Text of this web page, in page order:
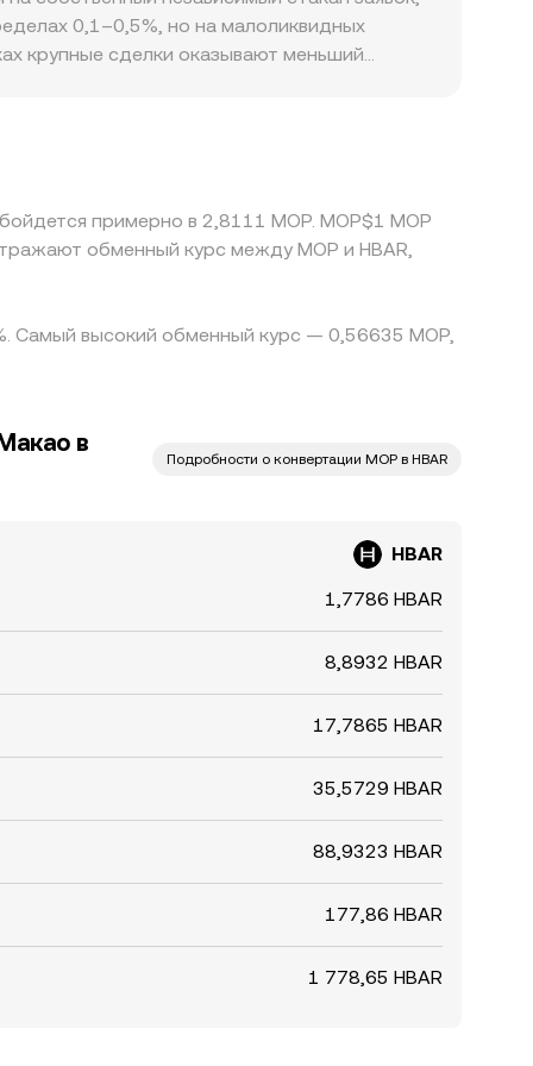
0,1–0,5%, но на малоликвидных
крупные сделки оказывают меньший
примерно в 2,8111 MOP. MOP$1 MOP
обменный курс между MOP и HBAR,
Самый высокий обменный курс — 0,56635 MOP,
в
Подробности о конвертации MOP в HBAR
HBAR
1,7786 HBAR
8,8932 HBAR
17,7865 HBAR
35,5729 HBAR
88,9323 HBAR
177,86 HBAR
1 778,65 HBAR